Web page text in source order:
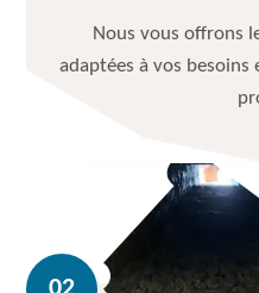
Nous vous offrons
adaptées à vos